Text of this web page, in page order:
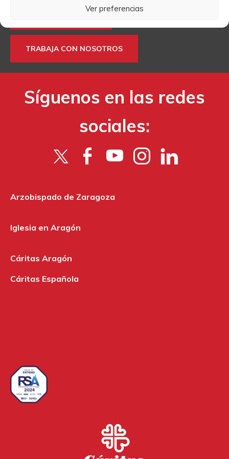
Ver preferencias
TRABAJA CON NOSOTROS
Síguenos en las redes
sociales:
Arzobispado de Zaragoza
Iglesia en Aragón
Cáritas Aragón
Cáritas Española